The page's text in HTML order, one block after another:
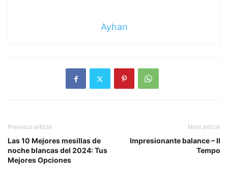
Ayhan
Previous article
Las 10 Mejores mesillas de
noche blancas del 2024: Tus
Mejores Opciones
Next article
Impresionante balance – Il
Tempo